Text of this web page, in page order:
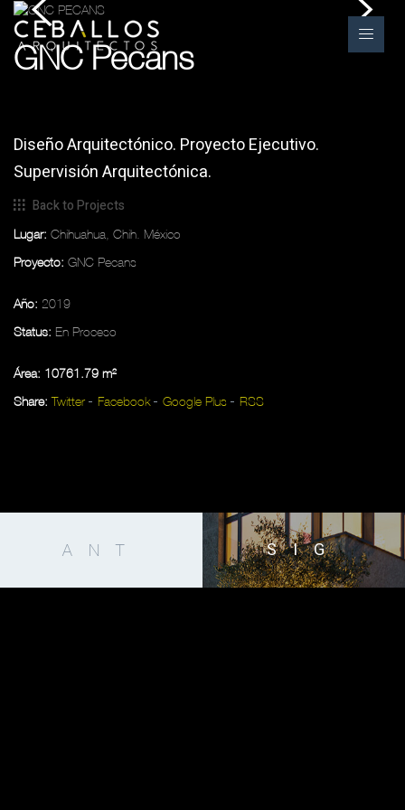
GNC Pecans
Diseño Arquitectónico. Proyecto Ejecutivo.
Supervisión Arquitectónica.
Back to Projects
Lugar: Chihuahua, Chih. México
Proyecto: GNC Pecans
Año: 2019
Status: En Proceso
Área: 10761.79 m²
Share:Twitter Facebook Google Plus RSS
ANT SIG